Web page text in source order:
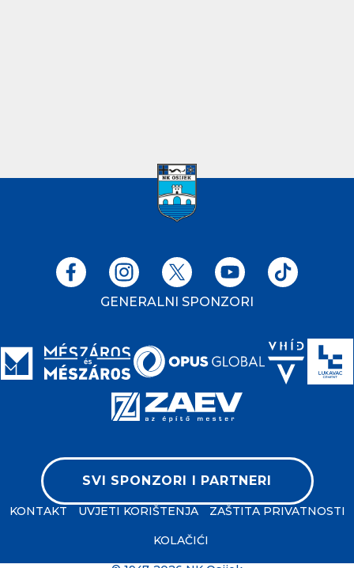
GENERALNI SPONZORI
SVI SPONZORI I PARTNERI
KONTAKT UVJETI KORIŠTENJA ZAŠTITA PRIVATNOSTI
KOLAČIĆI